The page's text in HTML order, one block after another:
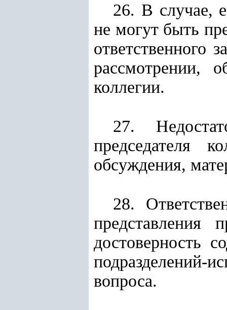
26. В случае,
не могут быть
ответственного
рассмотрении,
коллегии.
27.
председателя
обсуждения,
28.
представления
достоверность
подразделений-
вопроса.